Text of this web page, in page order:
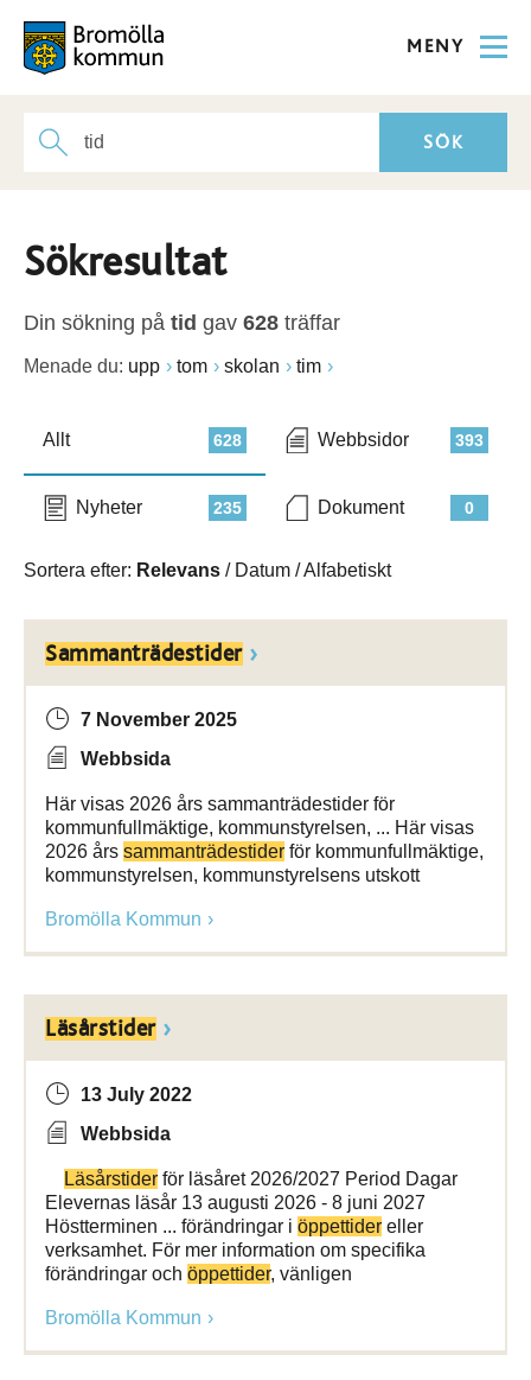
MENY
Sökresultat
Din sökning på tid gav 628 träffar
Menade du: upp tom skolan tim
628
Allt 393
Webbsidor
235
Nyheter 0
Dokument
Sortera efter: Relevans / Datum /Alfabetiskt
Sammanträdestider
7 November 2025
Webbsida
Här visas 2026 års sammanträdestider för
kommunfullmäktige, kommunstyrelsen, ... Här visas
2026 års sammanträdestider för kommunfullmäktige,
kommunstyrelsen, kommunstyrelsens utskott
Bromölla Kommun
Läsårstider
13 July 2022
Webbsida
Läsårstider för läsåret 2026/2027 Period Dagar
Elevernas läsår 13 augusti 2026 - 8 juni 2027
Höstterminen ... förändringar i öppettider eller
verksamhet. För mer information om specifika
förändringar och öppettider, vänligen
Bromölla Kommun